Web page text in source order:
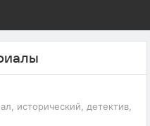
исторический, детектив,